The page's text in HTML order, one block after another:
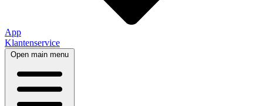
App
Klantenservice
Open main menu